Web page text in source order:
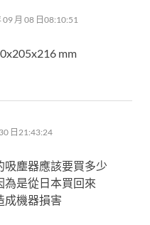
09 月 08 日08:10:51
mm
日21:43:24
吸塵器應該要買多少
為是從日本買回來
成機器損害